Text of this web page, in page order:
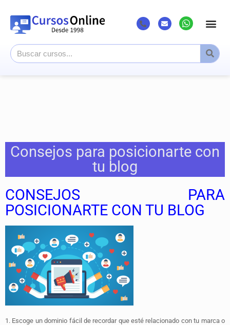
Consejos para posicionarte con
tu blog
CONSEJOS PARA
POSICIONARTE CON TU BLOG
1. Escoge un dominio fácil de recordar que esté relacionado con tu marca o